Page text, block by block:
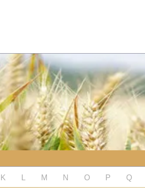
K M N O P Q